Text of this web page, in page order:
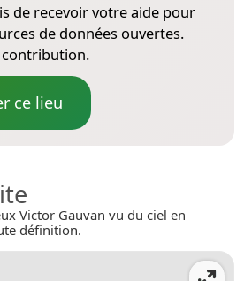
de recevoir votre aide pour
de données ouvertes.
ce lieu
Victor Gauvan vu du ciel en
définition.